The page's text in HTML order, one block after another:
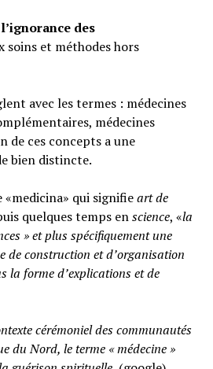
des
soins et méthodes hors
avec les termes : médecines
médecines
de ces concepts a une
bien distincte.
«medicina» qui signifieart de
quelques temps enscience, «la
» et plus spécifiquement une
de construction et d’organisation
la forme d’explications et de
cérémoniel des communautés
du Nord, le terme « médecine »